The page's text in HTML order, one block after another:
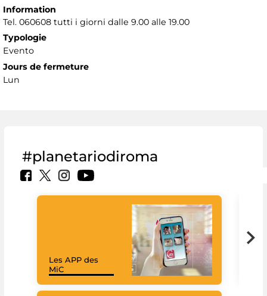
Information
Tel. 060608 tutti i giorni dalle 9.00 alle 19.00
Typologie
Evento
Jours de fermeture
Lun
#planetariodiroma
Les APP des
MiC